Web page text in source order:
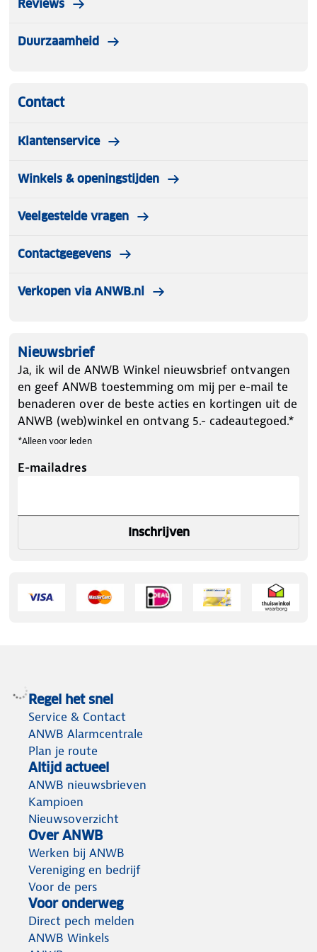
Reviews
Duurzaamheid
Contact
Klantenservice
Winkels & openingstijden
Veelgestelde vragen
Contactgegevens
Verkopen via ANWB.nl
Nieuwsbrief
Ja, ik wil de ANWB Winkel nieuwsbrief ontvangen
en geef ANWB toestemming om mij per e-mail te
benaderen over de beste acties en kortingen uit de
ANWB (web)winkel en ontvang 5.- cadeautegoed.*
*Alleen voor leden
E-mailadres
Inschrijven
Regel het snel
Service & Contact
ANWB Alarmcentrale
Plan je route
Altijd actueel
ANWB nieuwsbrieven
Kampioen
Nieuwsoverzicht
Over ANWB
Werken bij ANWB
Vereniging en bedrijf
Voor de pers
Voor onderweg
Direct pech melden
ANWB Winkels